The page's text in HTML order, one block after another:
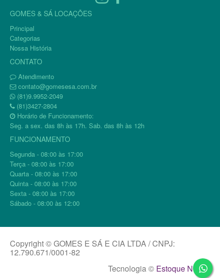
GOMES & SÁ LOCAÇÕES
Principal
Categorias
Nossa História
CONTATO
Atendimento
contato@gomesesa.com.br
(81)9.9952-2049
(81)3427-2804
Horário de Funcionamento:
Seg. a sex. das 8h às 17h. Sab. das 8h às 12h
FUNCIONAMENTO
Segunda - 08:00 às 17:00
Terça - 08:00 às 17:00
Quarta - 08:00 às 17:00
Quinta - 08:00 às 17:00
Sexta - 08:00 às 17:00
Sábado - 08:00 às 12:00
Copyright © GOMES E SÁ E CIA LTDA / CNPJ:
12.790.671/0001-82
Tecnologia © Estoque NOW.